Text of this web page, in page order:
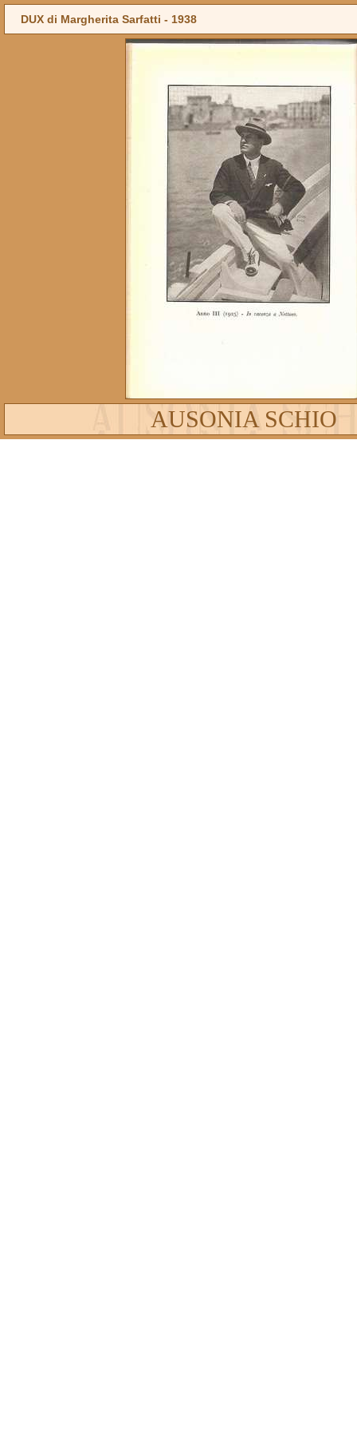
DUX di Margherita Sarfatti - 1938
AUSONIA SCHIO